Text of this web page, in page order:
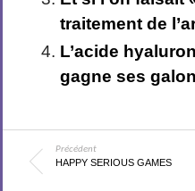
traitement de
L’acide
gagne ses
Précédent
HAPPY SERIOUS GAMES